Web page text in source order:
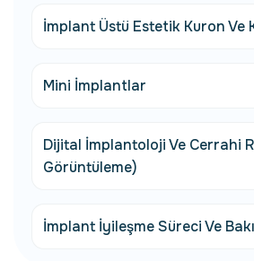
İmplant Üstü Estetik Kuron Ve
Mini İmplantlar
Dijital İmplantoloji Ve Cerrahi
Görüntüleme)
İmplant İyileşme Süreci Ve